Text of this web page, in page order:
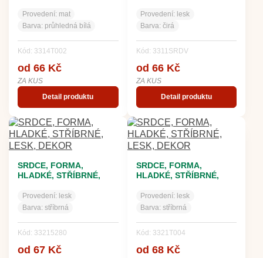
Provedení: mat
Barva: průhledná bílá
Kód: 3314T002
od 66 Kč
ZA KUS
Detail produktu
Provedení: lesk
Barva: čirá
Kód: 3311SRDV
od 66 Kč
ZA KUS
Detail produktu
SRDCE, FORMA,
HLADKÉ, STŘÍBRNÉ,
Provedení: lesk
Barva: stříbrná
Kód: 33215280
od 67 Kč
SRDCE, FORMA,
HLADKÉ, STŘÍBRNÉ,
Provedení: lesk
Barva: stříbrná
Kód: 3321T004
od 68 Kč